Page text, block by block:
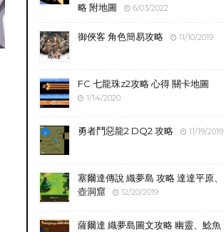
略 附地圖
6/03/2022
御俠客 角色簡易攻略 11/10/2019
FC 七龍珠z2攻略 心得 關卡地圖
1/14/2020
勇者鬥惡龍2 DQ2 攻略 11/19/2019
塞爾達傳說 織夢島 攻略 達達平原、
壺洞窟
12/20/2019
薩爾達 織夢島圖文攻略 幽靈、鯰魚